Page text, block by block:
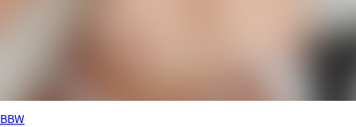
BBW